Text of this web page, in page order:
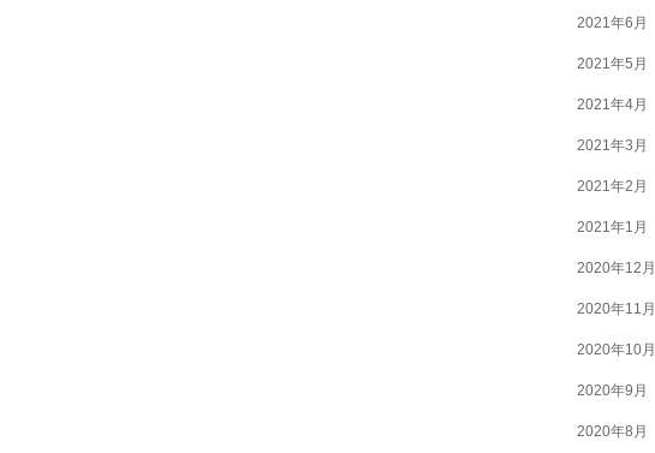
2021年6月
2021年5月
2021年4月
2021年3月
2021年2月
2021年1月
2020年12月
2020年11月
2020年10月
2020年9月
2020年8月